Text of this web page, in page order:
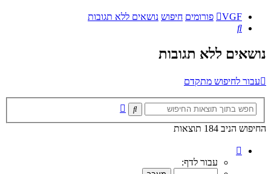
VGF פורומים חיפוש נושאים ללא תגובות
חיפוש
נושאים ללא תגובות
עבור לחיפוש מתקדם
חיפוש
החיפוש הניב 184 תוצאות
מתוך
עבור לדף: